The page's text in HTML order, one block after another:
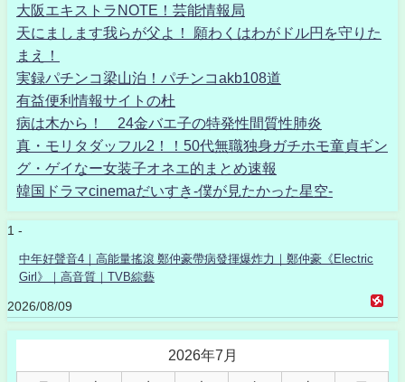
大阪エキストラNOTE！芸能情報局
天にまします我らが父よ！ 願わくはわがドル円を守りた
まえ！
実録パチンコ梁山泊！パチンコakb108道
有益便利情報サイトの杜
病は木から！ 24金バエ子の特発性間質性肺炎
真・モリタダッフル2！！50代無職独身ガチホモ童貞ギン
グ・ゲイなー女装子オネエ的まとめ速報
韓国ドラマcinemaだいすき-僕が見たかった星空-
1 -
中年好聲音4｜高能量搖滾 鄭仲豪帶病發揮爆炸力｜鄭仲豪《Electric
Girl》｜高音質｜TVB綜藝
2026/08/09
2026年7月